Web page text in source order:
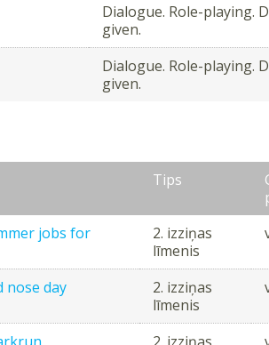
Dialogue. Role-playing.
given.
Dialogue. Role-playing.
given.
Tips
jobs for
2. izziņas
līmenis
nose day
2. izziņas
līmenis
2. izziņas